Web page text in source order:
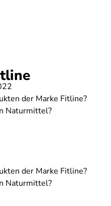
der Marke Fitline?
Naturmittel?
der Marke Fitline?
Naturmittel?